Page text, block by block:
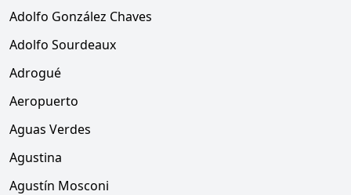
Adolfo González Chaves
Adolfo Sourdeaux
Adrogué
Aeropuerto
Aguas Verdes
Agustina
Agustín Mosconi